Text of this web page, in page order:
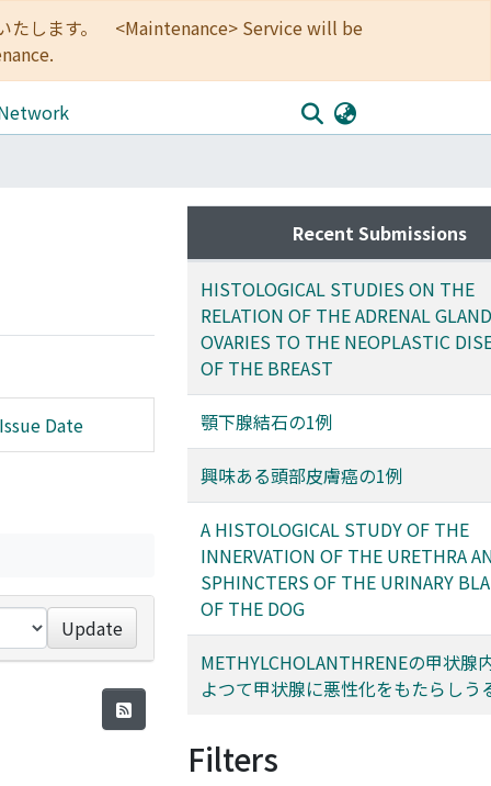
たします。 <Maintenance> Service will be
Date
Update
Recent Submissions
HISTOLOGICAL STUDIES ON THE
RELATION OF THE ADRENAL
OVARIES TO THE NEOPLASTIC
OF THE BREAST
顎下腺結石の1例
興味ある頭部皮膚癌の1例
A HISTOLOGICAL STUDY OF THE
INNERVATION OF THE URETHRA
SPHINCTERS OF THE URINARY
OF THE DOG
METHYLCHOLANTHRENEの甲状腺
よつて甲状腺に悪性化をもたらしう
Filters